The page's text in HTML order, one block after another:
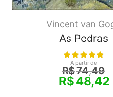
Vincent van
As Pedras
A partir de
R$74,49
R$48,42